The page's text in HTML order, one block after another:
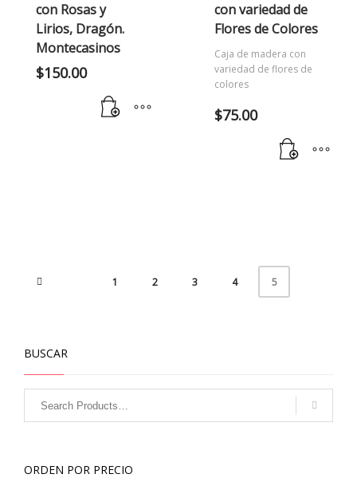
con Rosas y
Lirios, Dragón.
Montecasinos
$150.00
con variedad de
Flores de Colores
Caja de madera con
variedad de flores de
colores
$75.00
1 2 3 4 5
BUSCAR
ORDEN POR PRECIO